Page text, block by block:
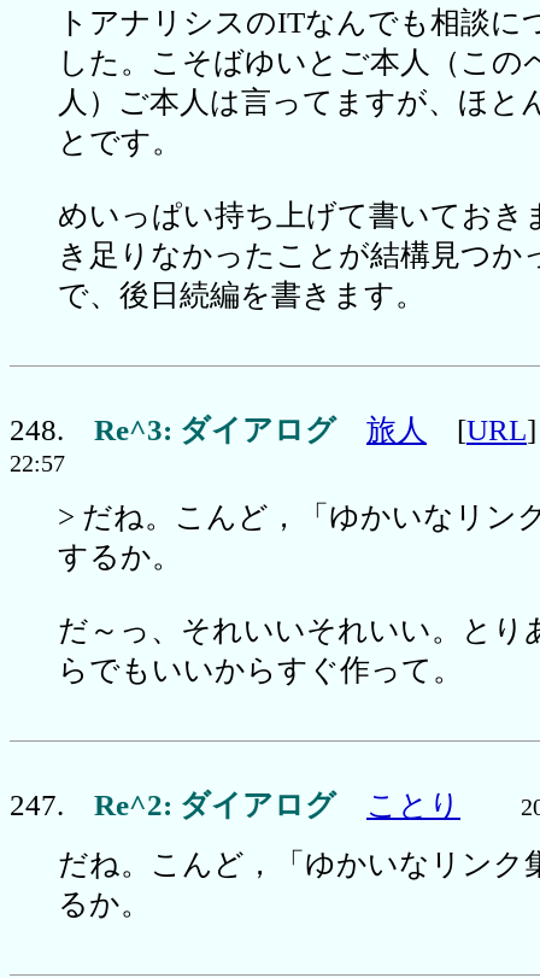
トアナリシスのITなんでも相談に
した。こそばゆいとご本人（この
人）ご本人は言ってますが、ほと
とです。
めいっぱい持ち上げて書いておき
き足りなかったことが結構見つか
で、後日続編を書きます。
248. Re^3: ダイアログ 旅人 [URL
22:57
> だね。こんど，「ゆかいなリン
するか。
だ～っ、それいいそれいい。とり
らでもいいからすぐ作って。
247. Re^2: ダイアログ ことり
だね。こんど，「ゆかいなリンク
るか。